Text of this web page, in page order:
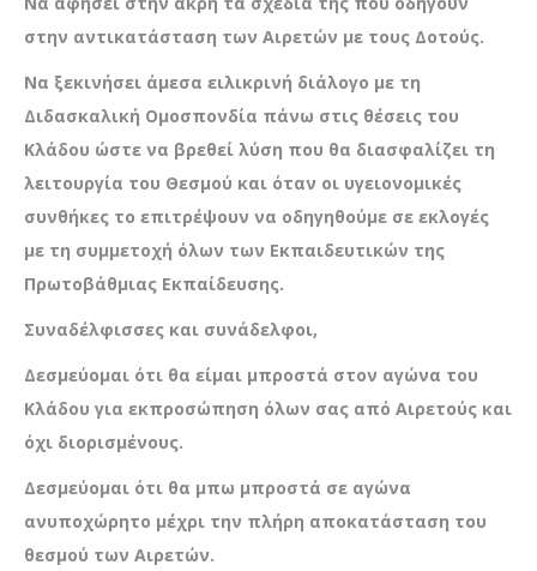
στην αντικατάσταση των Αιρετών με τους Δοτούς.
Να ξεκινήσει άμεσα ειλικρινή διάλογο με τη
Διδασκαλική Ομοσπονδία πάνω στις θέσεις του
Κλάδου ώστε να βρεθεί λύση που θα διασφαλίζει τη
λειτουργία του Θεσμού και όταν οι υγειονομικές
συνθήκες το επιτρέψουν να οδηγηθούμε σε εκλογές
με τη συμμετοχή όλων των Εκπαιδευτικών της
Πρωτοβάθμιας Εκπαίδευσης.
Συναδέλφισσες και συνάδελφοι,
Δεσμεύομαι ότι θα είμαι μπροστά στον αγώνα του
Κλάδου για εκπροσώπηση όλων σας από Αιρετούς και
όχι διορισμένους.
Δεσμεύομαι ότι θα μπω μπροστά σε αγώνα
ανυποχώρητο μέχρι την πλήρη αποκατάσταση του
θεσμού των Αιρετών.